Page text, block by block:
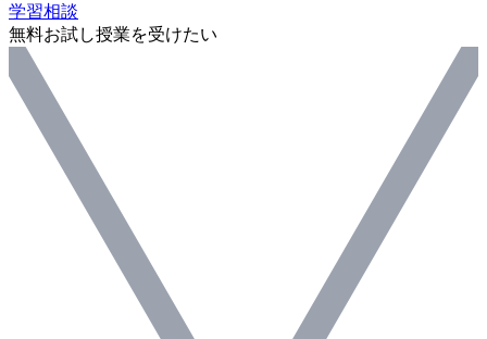
学習相談
無料お試し授業を受けたい